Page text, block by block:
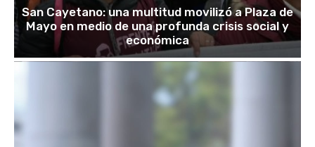
San Cayetano: una multitud movilizó a Plaza de
Mayo en medio de una profunda crisis social y
económica